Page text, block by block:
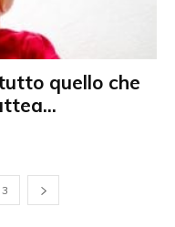
quello che
3